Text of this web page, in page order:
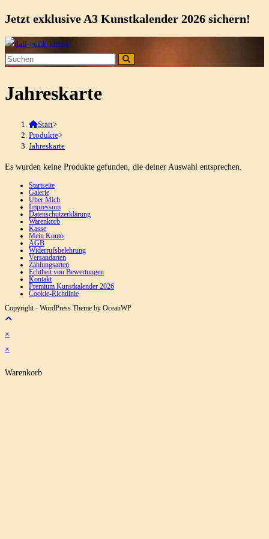
Zum
springen
Jetzt exklusive A3 Kunstkalender 2026 sichern!
Jahreskarte
Start>
Produkte>
Jahreskarte
Es wurden keine Produkte gefunden, die deiner Auswahl entsprechen.
Startseite
Galerie
Über Mich
Impressum
Datenschutzerklärung
Warenkorb
Kasse
Mein Konto
AGB
Widerrufsbelehrung
Versandarten
Zahlungsarten
Echtheit von Bewertungen
Kontakt
Premium Kunstkalender 2026
Cookie-Richtlinie
Copyright - WordPress Theme by OceanWP
×
×
Warenkorb